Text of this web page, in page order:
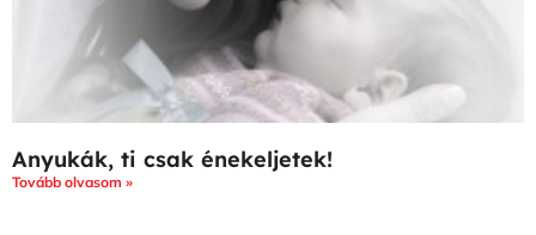
Anyukák, ti csak énekeljetek!
Tovább olvasom »